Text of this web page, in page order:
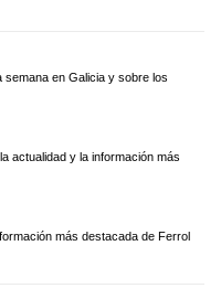
en Galicia y sobre los
actualidad y la información más
más destacada de Ferrol